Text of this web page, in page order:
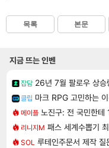
목록 본문
지금 뜨는 인벤
잡담 26년 7월 팔로우 상
클립 마크 RPG 고민하는
메이플 노진구: 전 국민한
리니지M 패스 세계수뽑기
SOL 루테인주문서 제작 질